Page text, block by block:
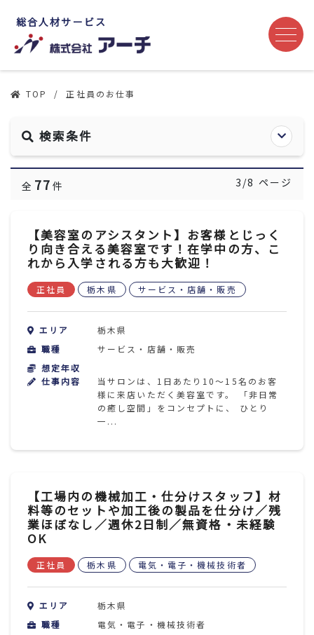
総合人材サービス
TOP 正社員のお仕事
検索条件
職種
管理部門・事務・企画
セールス・営業
サービス・店舗・販売
ITエンジニア(システム開発・インフラ)
クリエイティブ・広告・マスコミ
教育・医療・福祉関連職
専門職(コンサルタント・金融・不動産・士業)
その他
全 77 件 3/8 ページ
【美容室のアシスタント】お客様とじっく
り向き合える美容室です！在学中の方、こ
れから入学される方も大歓迎！
正社員 栃木県 サービス・店舗・販売
エリア
栃木県
職種
サービス・店舗・販売
想定年収
仕事内容
当サロンは、1日あたり10～15名のお客
様に来店いただく美容室です。 「非日常
の癒し空間」をコンセプトに、 ひとり
一...
【工場内の機械加工・仕分けスタッフ】材
料等のセットや加工後の製品を仕分け／残
業ほぼなし／週休2日制／無資格・未経験
OK
正社員 栃木県 電気・電子・機械技術者
エリア
栃木県
職種
電気・電子・機械技術者